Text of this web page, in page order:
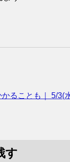
ることも｜ 5/3(
す